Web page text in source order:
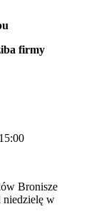
firmy
Bronisze
niedzielę w